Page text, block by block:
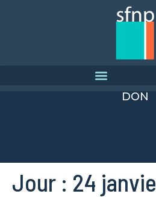
DON
Jour : 24